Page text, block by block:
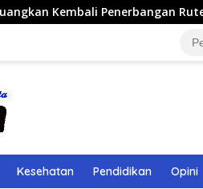
Penerbangan Rute Sabang-Medan
Kesehatan Pendidikan Opini